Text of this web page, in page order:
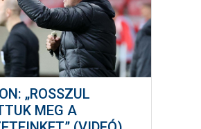
„ROSSZUL
MEG A